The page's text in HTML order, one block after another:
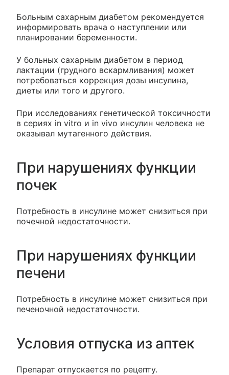
Больным сахарным диабетом рекомендуется
информировать врача о наступлении или
планировании беременности.
У больных сахарным диабетом в период
лактации (грудного вскармливания) может
потребоваться коррекция дозы инсулина,
диеты или того и другого.
При исследованиях генетической токсичности
в сериях in vitro и in vivo инсулин человека не
оказывал мутагенного действия.
При нарушениях функции
почек
Потребность в инсулине может снизиться при
почечной недостаточности.
При нарушениях функции
печени
Потребность в инсулине может снизиться при
печеночной недостаточности.
Условия отпуска из аптек
Препарат отпускается по рецепту.